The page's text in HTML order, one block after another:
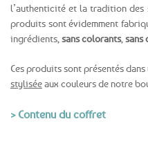
l’authenticité et la tradition
produits sont évidemment
ingrédients,sans colorants,sans
Ces produits sont présentés dans
styliséeaux couleurs de notre
> Contenu du coffret